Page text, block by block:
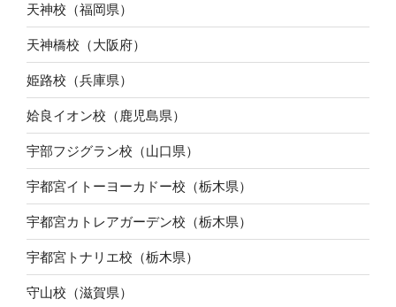
天神校（福岡県）
天神橋校（大阪府）
姫路校（兵庫県）
姶良イオン校（鹿児島県）
宇部フジグラン校（山口県）
宇都宮イトーヨーカドー校（栃木県）
宇都宮カトレアガーデン校（栃木県）
宇都宮トナリエ校（栃木県）
守山校（滋賀県）